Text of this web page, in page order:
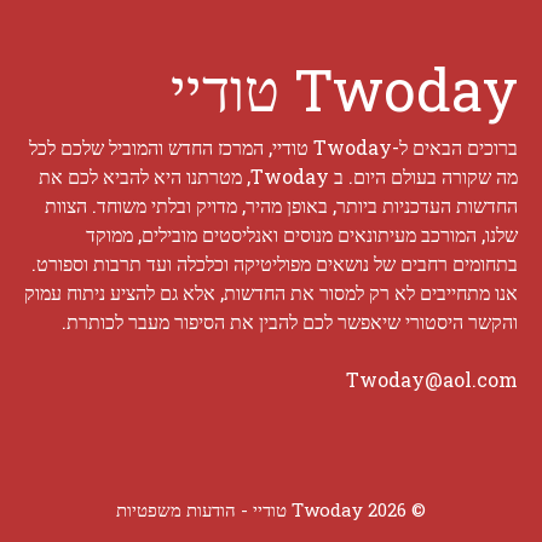
Twoday טודיי
ברוכים הבאים ל-Twoday טודיי, המרכז החדש והמוביל שלכם לכל
מה שקורה בעולם היום. ב Twoday, מטרתנו היא להביא לכם את
החדשות העדכניות ביותר, באופן מהיר, מדויק ובלתי משוחד. הצוות
שלנו, המורכב מעיתונאים מנוסים ואנליסטים מובילים, ממוקד
בתחומים רחבים של נושאים מפוליטיקה וכלכלה ועד תרבות וספורט.
אנו מתחייבים לא רק למסור את החדשות, אלא גם להציע ניתוח עמוק
והקשר היסטורי שיאפשר לכם להבין את הסיפור מעבר לכותרת.
Twoday@aol.com
© 2026 Twoday טודיי - הודעות משפטיות